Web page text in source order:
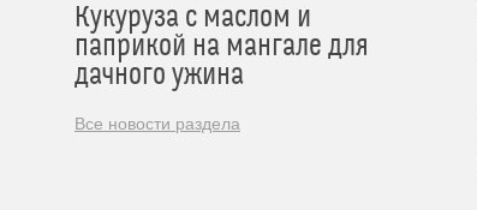
Кукуруза с маслом и
паприкой на мангале для
дачного ужина
Все новости раздела